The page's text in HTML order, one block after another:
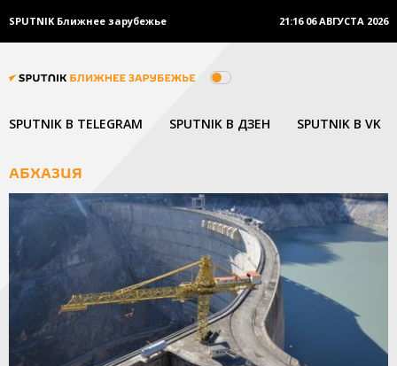
SPUTNIK Ближнее зарубежье 21:16 06 АВГУСТА 2026
SPUTNIK В TELEGRAM SPUTNIK В ДЗЕН SPUTNIK В VK
АБХАЗИЯ